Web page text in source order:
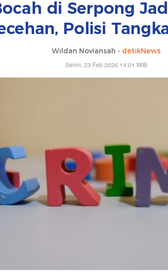
di Serpong
Polisi
Wildan Noviansah - detikNews
Senin, 23 Feb 2026 14:01 WIB